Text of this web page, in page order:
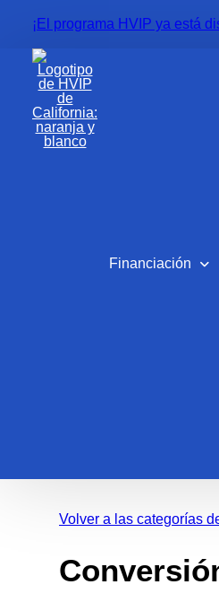
¡El programa HVIP ya está
Financiación
Volver a las categorías